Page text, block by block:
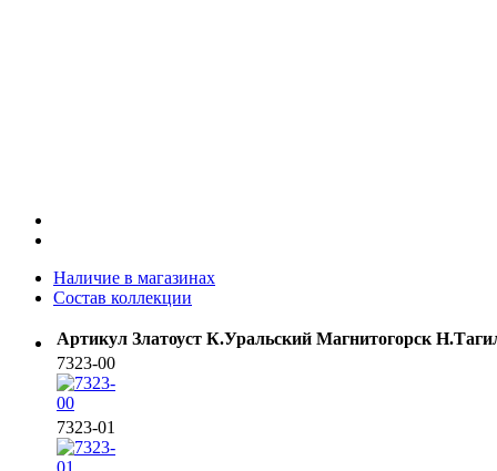
Наличие в магазинах
Состав коллекции
Артикул Златоуст К.Уральский Магнитогорск
7323-00
7323-01